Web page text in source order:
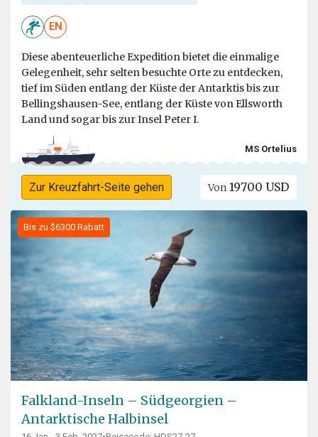
EN
Diese abenteuerliche Expedition bietet die einmalige
Gelegenheit, sehr selten besuchte Orte zu entdecken,
tief im Süden entlang der Küste der Antarktis bis zur
Bellingshausen-See, entlang der Küste von Ellsworth
Land und sogar bis zur Insel Peter I.
MS Ortelius
Zur Kreuzfahrt-Seite gehen Von 19700 USD
Bis zu $6300 Rabatt
Falkland-Inseln – Südgeorgien –
Antarktische Halbinsel